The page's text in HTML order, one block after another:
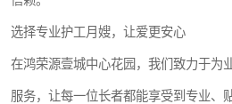
选择专业护工月嫂，让爱更安心
在鸿荣源壹城中心花园，我们致力于为
服务，让每一位长者都能享受到专业、